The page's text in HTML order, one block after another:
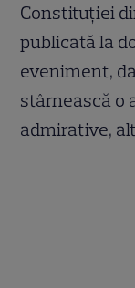
Constituției
publicată la
eveniment,
stârnească o
admirative,